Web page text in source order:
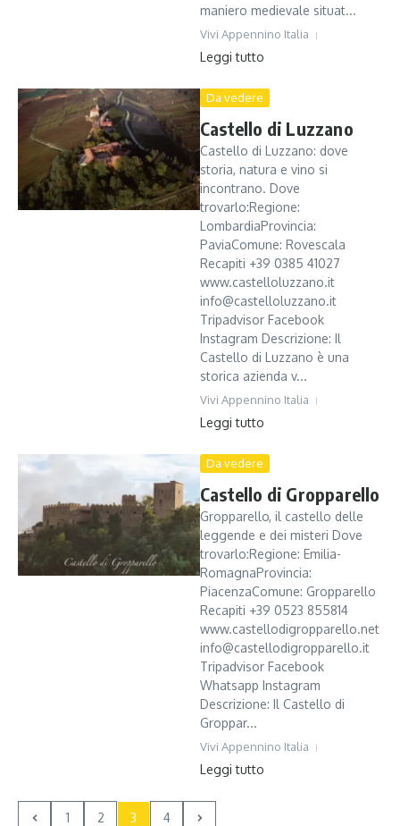
maniero medievale situat...
Vivi Appennino Italia
Leggi tutto
Da vedere
Castello di Luzzano
Castello di Luzzano: dove
storia, natura e vino si
incontrano. Dove
trovarlo:Regione:
LombardiaProvincia:
PaviaComune: Rovescala
Recapiti +39 0385 41027
www.castelloluzzano.it
info@castelloluzzano.it
Tripadvisor Facebook
Instagram Descrizione: Il
Castello di Luzzano è una
storica azienda v...
Vivi Appennino Italia
Leggi tutto
Da vedere
Castello di Gropparello
Gropparello, il castello delle
leggende e dei misteri Dove
trovarlo:Regione: Emilia-
RomagnaProvincia:
PiacenzaComune: Gropparello
Recapiti +39 0523 855814
www.castellodigropparello.net
info@castellodigropparello.it
Tripadvisor Facebook
Whatsapp Instagram
Descrizione: Il Castello di
Groppar...
Vivi Appennino Italia
Leggi tutto
1 2 3 4